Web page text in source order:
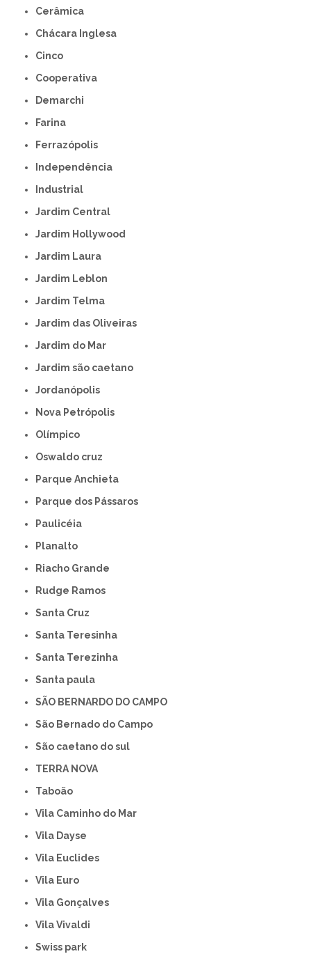
Cerâmica
Chácara Inglesa
Cinco
Cooperativa
Demarchi
Farina
Ferrazópolis
Independência
Industrial
Jardim Central
Jardim Hollywood
Jardim Laura
Jardim Leblon
Jardim Telma
Jardim das Oliveiras
Jardim do Mar
Jardim são caetano
Jordanópolis
Nova Petrópolis
Olímpico
Oswaldo cruz
Parque Anchieta
Parque dos Pássaros
Paulicéia
Planalto
Riacho Grande
Rudge Ramos
Santa Cruz
Santa Teresinha
Santa Terezinha
Santa paula
SÃO BERNARDO DO CAMPO
São Bernado do Campo
São caetano do sul
TERRA NOVA
Taboão
Vila Caminho do Mar
Vila Dayse
Vila Euclides
Vila Euro
Vila Gonçalves
Vila Vivaldi
swiss park